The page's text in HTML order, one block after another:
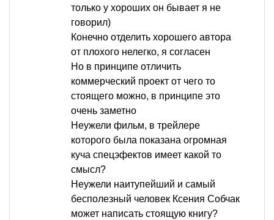
только у хороших он бывает я не
говорил)
Конечно отделить хорошего автора
от плохого нелегко, я согласен
Но в принципе отличить
коммерческий проект от чего то
стоящего можно, в принципе это
очень заметно
Неужели фильм, в трейлере
которого была показана огромная
куча спецэфектов имеет какой то
смысл?
Неужели наитупейший и самый
бесполезный человек Ксения Собчак
может написать стоящую книгу?